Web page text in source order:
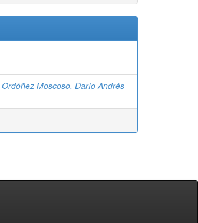
Ordóñez Moscoso, Darío Andrés